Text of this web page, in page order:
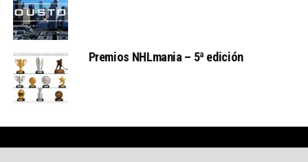
Premios NHLmania – 5ª edición